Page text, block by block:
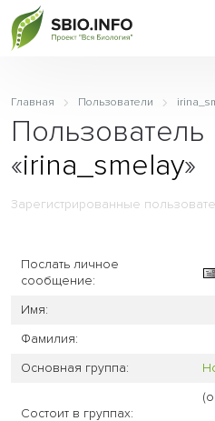
Главная Пользователи
Пользователь
«irina_smelay»
Зарегистрированные
Послать личное
сообщение:
Имя:
Фамилия:
Основная группа:
Состоит в группах: